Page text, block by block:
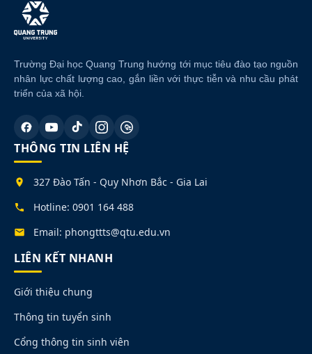
Trường Đại học Quang Trung hướng tới mục tiêu đào tạo nguồn
nhân lực chất lượng cao, gắn liền với thực tiễn và nhu cầu phát
triển của xã hội.
THÔNG TIN LIÊN HỆ
327 Đào Tấn - Quy Nhơn Bắc - Gia Lai
Hotline: 0901 164 488
Email: phongttts@qtu.edu.vn
LIÊN KẾT NHANH
Giới thiệu chung
Thông tin tuyển sinh
Cổng thông tin sinh viên